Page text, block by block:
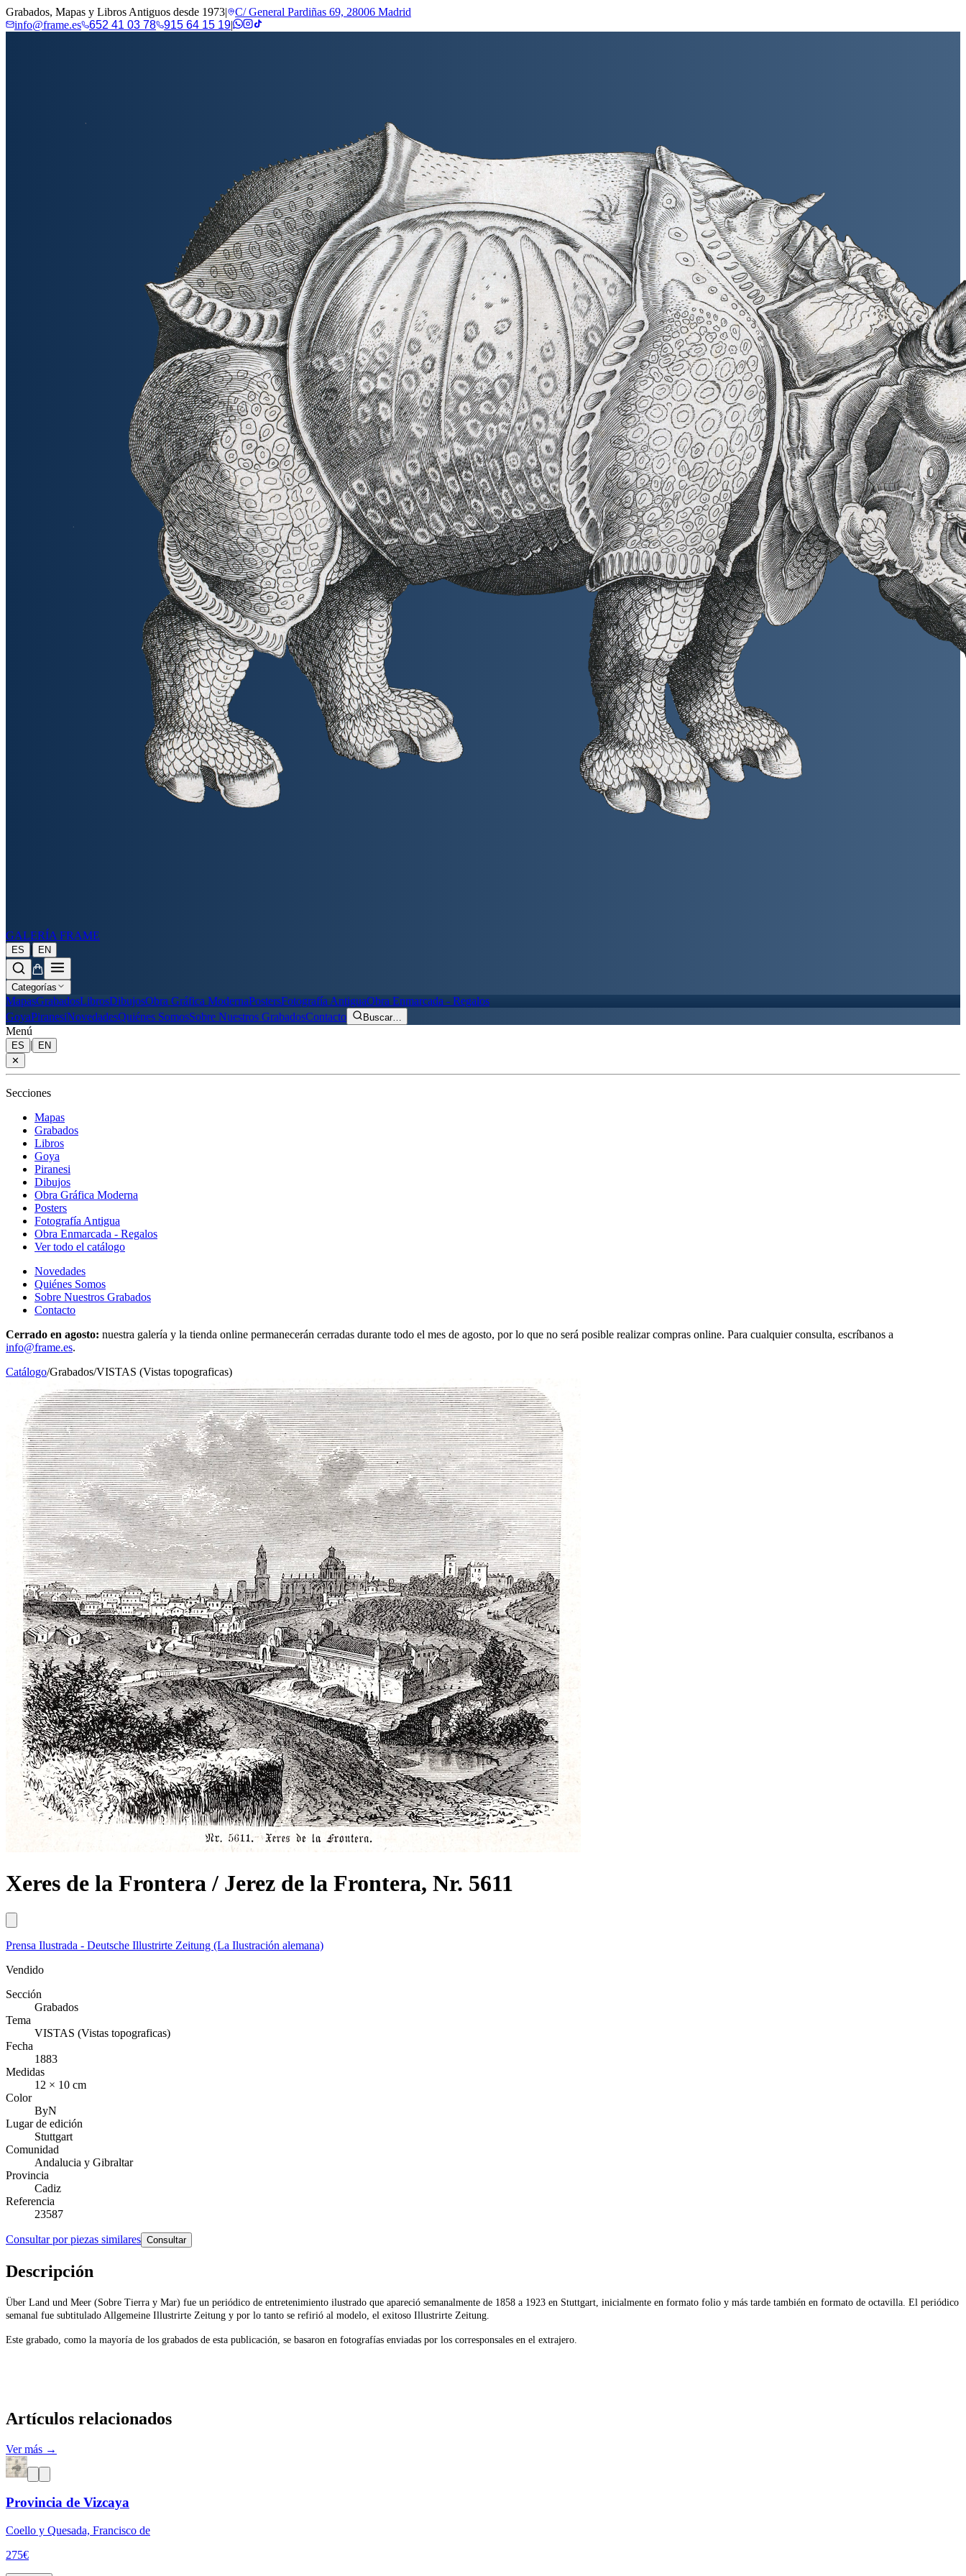
Grabados, Mapas y Libros Antiguos desde 1973|
C/ General Pardiñas 69, 28006 Madrid
info@frame.es
652 41 03 78 915 64 15 19|
GALERÍA FRAME
ES | EN
Categorías
MapasGrabadosLibrosDibujosObra Gráfica ModernaPostersFotografía AntiguaObra Enmarcada - Regalos
GoyaPiranesiNovedadesQuiénes SomosSobre Nuestros GrabadosContacto Buscar…
Menú
ES |
EN
✕
Secciones
Mapas
Grabados
Libros
Goya
Piranesi
Dibujos
Obra Gráfica Moderna
Posters
Fotografía Antigua
Obra Enmarcada - Regalos
Ver todo el catálogo
Novedades
Quiénes Somos
Sobre Nuestros Grabados
Contacto
Cerrado en agosto: nuestra galería y la tienda online permanecerán cerradas durante todo el mes de agosto, por lo que no será posible realizar compras online. Para cualquier consulta, escríbanos a
info@frame.es.
Catálogo/Grabados/VISTAS (Vistas topograficas)
Xeres de la Frontera / Jerez de la Frontera, Nr. 5611
Prensa Ilustrada - Deutsche Illustrirte Zeitung (La Ilustración alemana)
Vendido
Sección
Grabados
Tema
VISTAS (Vistas topograficas)
Fecha
1883
Medidas
12 × 10 cm
Color
ByN
Lugar de edición
Stuttgart
Comunidad
Andalucia y Gibraltar
Provincia
Cadiz
Referencia
23587
Consultar por piezas similares Consultar
Descripción
Über Land und Meer (Sobre Tierra y Mar) fue un periódico de entretenimiento ilustrado que apareció semanalmente de 1858 a 1923 en Stuttgart, inicialmente en formato folio y más tarde también en formato de octavilla. El periódico
semanal fue subtitulado Allgemeine Illustrirte Zeitung y por lo tanto se refirió al modelo, el exitoso Illustrirte Zeitung.
Este grabado, como la mayoría de los grabados de esta publicación, se basaron en fotografías enviadas por los corresponsales en el extrajero.
Artículos relacionados
Ver más →
Provincia de Vizcaya
Coello y Quesada, Francisco de
275€